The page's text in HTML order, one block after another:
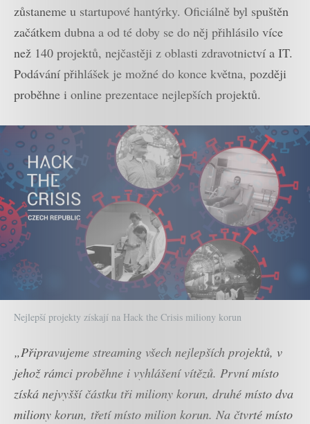
zůstaneme u startupové hantýrky. Oficiálně byl spuštěn
začátkem dubna a od té doby se do něj přihlásilo více
než 140 projektů, nejčastěji z oblasti zdravotnictví a IT.
Podávání přihlášek je možné do konce května, později
proběhne i online prezentace nejlepších projektů.
Nejlepší projekty získají na Hack the Crisis miliony korun
„Připravujeme streaming všech nejlepších projektů, v
jehož rámci proběhne i vyhlášení vítězů. První místo
získá nejvyšší částku tři miliony korun, druhé místo dva
miliony korun, třetí místo milion korun. Na čtvrté místo